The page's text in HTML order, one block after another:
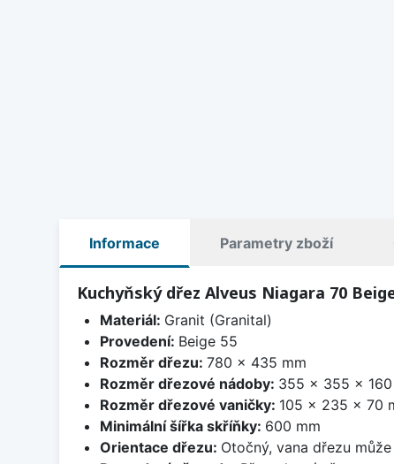
Informace Parametry zboží
Kuchyňský dřez Alveus Niagara 70
Materiál: Granit (Granital)
Provedení: Beige 55
Rozměr dřezu: 780 x 435 mm
Rozměr dřezové nádoby: 355 x 355 x 160
Rozměr dřezové vaničky: 105 x 235 x 70
Minimální šířka skříňky: 600 mm
Orientace dřezu: Otočný, vana dřezu